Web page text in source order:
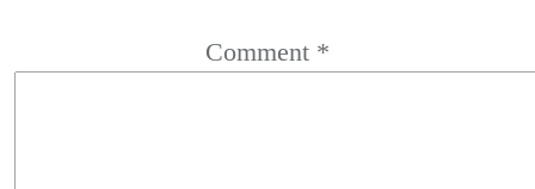
Comment *